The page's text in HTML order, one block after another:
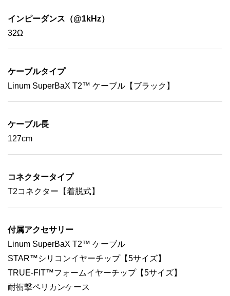
インピーダンス（@1kHz）
32Ω
ケーブルタイプ
Linum SuperBaX T2™ ケーブル【ブラック】
ケーブル長
127cm
コネクタータイプ
T2コネクター【着脱式】
付属アクセサリー
Linum SuperBaX T2™ ケーブル
STAR™シリコンイヤーチップ【5サイズ】
TRUE-FIT™フォームイヤーチップ【5サイズ】
耐衝撃ペリカンケース